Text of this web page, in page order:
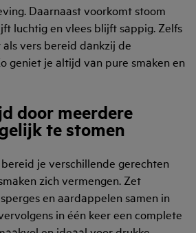
Daarnaast voorkomt stoom
luchtig en vlees blijft sappig. Zelfs
vers bereid dankzij de
geniet je altijd van pure smaken en
door meerdere
te stomen
je verschillende gerechten
zich vermengen. Zet
en aardappelen samen in
in één keer een complete